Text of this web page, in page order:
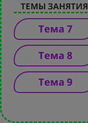
ТЕМЫ ЗАНЯТИЯ
Тема 7
Тема 8
Тема 9